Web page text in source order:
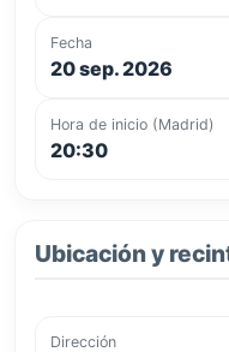
Fecha
20 sep. 2026
Hora de inicio (Madrid)
20:30
Ubicación y
Dirección